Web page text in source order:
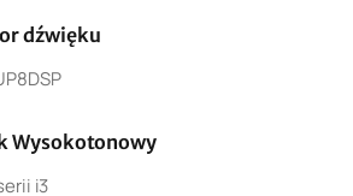
dźwięku
Wysokotonowy
i3